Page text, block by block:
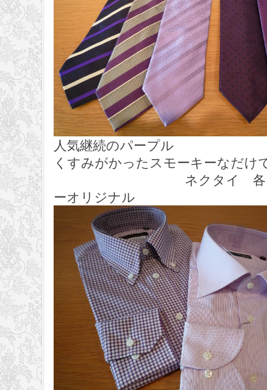
人気継続のパープル
くすみがかったスモーキーなだけ
ネクタイ 各
ーオリジナル